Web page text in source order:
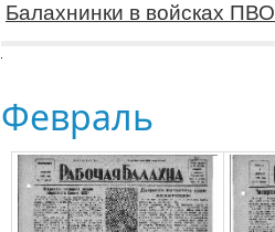
Балахнинки в войсках ПВО
Февраль